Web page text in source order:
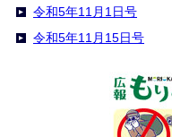
令和5年11月1日号
令和5年11月15日号